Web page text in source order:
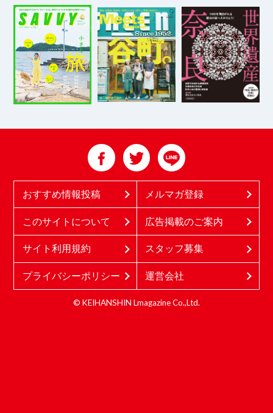
おすすめ情報投稿 メルマガ登録
このサイトについて 広告掲載のご案内
サイト利用規約 スタッフ募集
プライバシーポリシー 運営会社
© KEIHANSHIN Lmagazine Co.,Ltd.